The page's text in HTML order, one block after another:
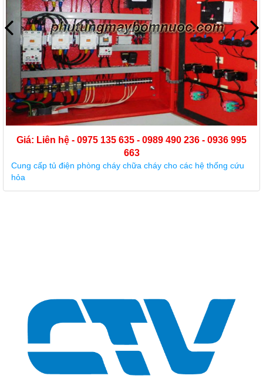
Giá: Liên hệ - 0975 135 635 - 0989 490 236 - 0936 995
663
cấp tủ điện phòng cháy chữa cháy cho các hệ thống cứu